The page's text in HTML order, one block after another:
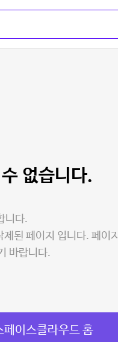
없습니다.
니다.
된 페이지 입니다. 페이지
바랍니다.
페이스클라우드 홈